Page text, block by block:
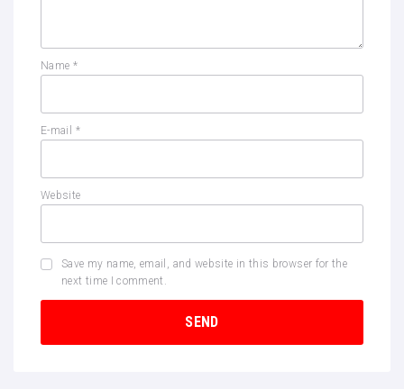
Name *
E-mail *
Website
Save my name, email, and website in this browser for the
next time I comment.